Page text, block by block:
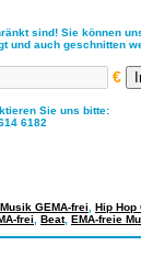
sind! Sie können
und auch geschnitten
€
Sie uns bitte:
6182
Musik GEMA-frei Hip Hop
frei Beat, EMA-freie